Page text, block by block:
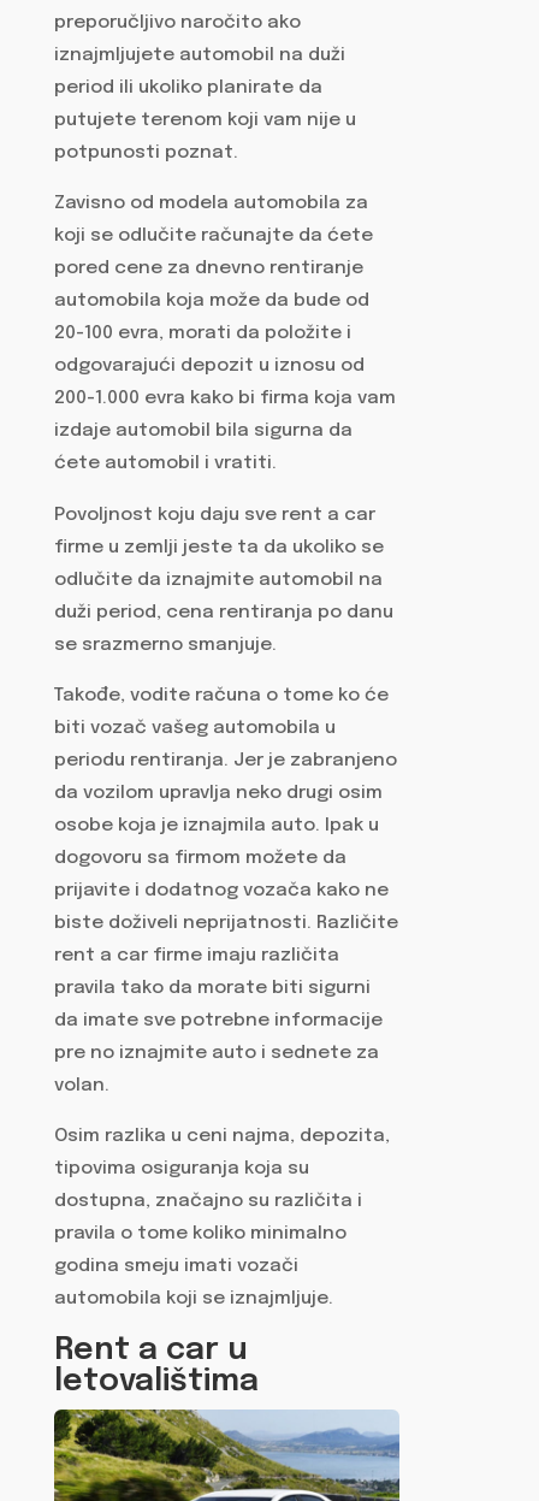
preporučljivo naročito ako
iznajmljujete automobil na duži
period ili ukoliko planirate da
putujete terenom koji vam nije u
potpunosti poznat.
Zavisno od modela automobila za
koji se odlučite računajte da ćete
pored cene za dnevno rentiranje
automobila koja može da bude od
20-100 evra, morati da položite i
odgovarajući depozit u iznosu od
200-1.000 evra kako bi firma koja vam
izdaje automobil bila sigurna da
ćete automobil i vratiti.
Povoljnost koju daju sve rent a car
firme u zemlji jeste ta da ukoliko se
odlučite da iznajmite automobil na
duži period, cena rentiranja po danu
se srazmerno smanjuje.
Takođe, vodite računa o tome ko će
biti vozač vašeg automobila u
periodu rentiranja. Jer je zabranjeno
da vozilom upravlja neko drugi osim
osobe koja je iznajmila auto. Ipak u
dogovoru sa firmom možete da
prijavite i dodatnog vozača kako ne
biste doživeli neprijatnosti. Različite
rent a car firme imaju različita
pravila tako da morate biti sigurni
da imate sve potrebne informacije
pre no iznajmite auto i sednete za
volan.
Osim razlika u ceni najma, depozita,
tipovima osiguranja koja su
dostupna, značajno su različita i
pravila o tome koliko minimalno
godina smeju imati vozači
automobila koji se iznajmljuje.
Rent a car u
letovalištima